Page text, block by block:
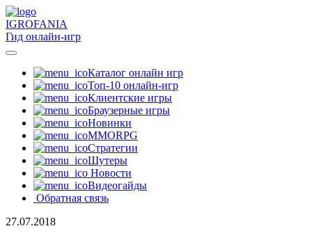
IGROFANIA
Гид онлайн-игр
Каталог онлайн игр
Топ-10 онлайн-игр
Клиентские игры
Браузерные игры
Новинки
MMORPG
Стратегии
Шутеры
Новости
Видеогайды
Обратная связь
27.07.2018